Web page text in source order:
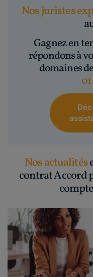
Nos juristes
Gagnez en
répondons à
domaines
Nos actualités
contrat Accord